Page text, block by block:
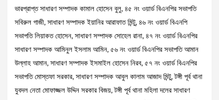
ভারপ্রাপ্ত সাধারণ সম্পাদক কামাল হোসেন বুলু, ৪৫ নং ওয়ার্ড বিএনপির সভাপতি
সবিরুল গাজী, সাধারণ সম্পাদক ইয়ানির আরাফাত মিন্টু, ৪৬ নং ওয়ার্ড বিএনপি
সভাপতি লিয়াকত হোসেন, সাধারণ সম্পাদক সোহেল রানা, ৪৭ নং ওয়ার্ড বিএনপির
সাধারণ সম্পাদক আমিনুল ইসলাম আমিন, ৫৬ নং ওয়ার্ড বিএনপির সভাপতি আমান
উল্লাহ আমান, সাধারণ সম্পাদক ইসমাইল হোসেন নিরব, ৫৭ নং ওয়ার্ড বিএনপির
সভাপতি মোস্তফা সরকার, সাধারণ সম্পাদক আবুল কালাম আজাদ মিন্টু, টঙ্গী পূর্ব থানা
যুবদল নেতা মোফাজ্জল উদ্দিন সরকার বিজয়, টঙ্গী পূর্ব থানা মহিলা দলের সাধারণ